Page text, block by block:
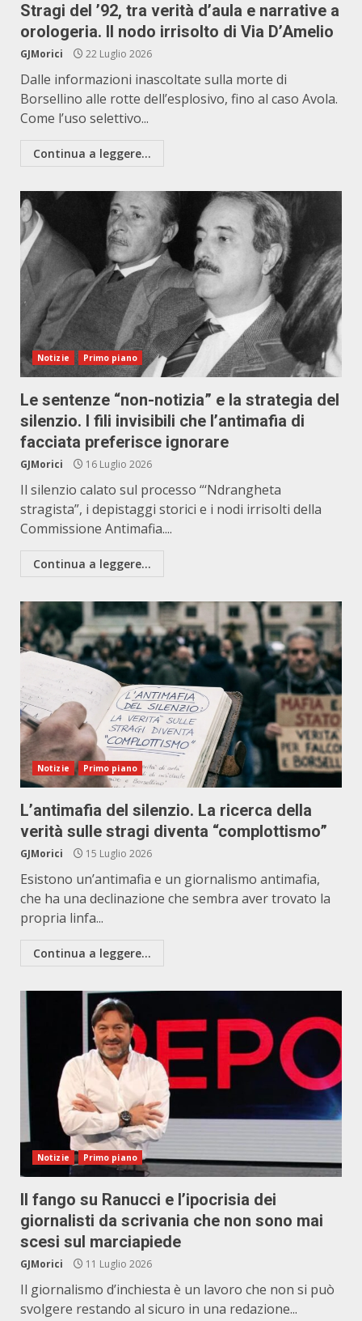
Stragi del ’92, tra verità d’aula e narrative a
orologeria. Il nodo irrisolto di Via D’Amelio
GJMorici 22 Luglio 2026
Dalle informazioni inascoltate sulla morte di
Borsellino alle rotte dell’esplosivo, fino al caso Avola.
Come l’uso selettivo...
Continua a leggere...
Notizie Primo piano
Le sentenze “non-notizia” e la strategia del
silenzio. I fili invisibili che l’antimafia di
facciata preferisce ignorare
GJMorici 16 Luglio 2026
Il silenzio calato sul processo “‘Ndrangheta
stragista”, i depistaggi storici e i nodi irrisolti della
Commissione Antimafia....
Continua a leggere...
Notizie Primo piano
L’antimafia del silenzio. La ricerca della
verità sulle stragi diventa “complottismo”
GJMorici 15 Luglio 2026
Esistono un’antimafia e un giornalismo antimafia,
che ha una declinazione che sembra aver trovato la
propria linfa...
Continua a leggere...
Notizie Primo piano
Il fango su Ranucci e l’ipocrisia dei
giornalisti da scrivania che non sono mai
scesi sul marciapiede
GJMorici 11 Luglio 2026
Il giornalismo d’inchiesta è un lavoro che non si può
svolgere restando al sicuro in una redazione...